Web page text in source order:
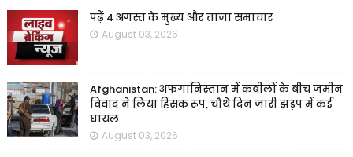
पढ़ें 4 अगस्त के मुख्य और ताजा समाचार
August 03, 2026
Afghanistan: अफगानिस्तान में कबीलों के बीच जमीन
विवाद ने लिया हिंसक रूप, चौथे दिन जारी झड़प में कई
घायल
August 03, 2026